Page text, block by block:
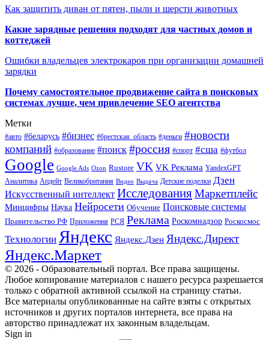
Как защитить диван от пятен, пыли и шерсти животных
Какие зарядные решения подходят для частных домов и
коттеджей
Ошибки владельцев электрокаров при организации домашней
зарядки
Почему самостоятельное продвижение сайта в поисковых
системах лучше, чем привлечение SEO агентства
Метки
#авто #беларусь #бизнес #брестская_область #деньги #новости
компаний #образование #поиск #россия #спорт #сша #футбол
Google Google Ads Ozon Rustore VK VK Реклама YandexGPT
Аналитика Апдейт Великобритания Видео Выдача Детские поделки Дзен
Искусственный интеллект ИсследованияМаркетплейс
Минцифры Наука Нейросети Обучение Поисковые системы
Правительство РФ Приложения РСЯ Реклама Роскомнадзор Роскосмос
Технологии Яндекс Яндекс.Дзен Яндекс.Директ
Яндекс.Маркет
© 2026 - Образовательный портал. Все права защищены.
Любое копирование материалов с нашего ресурса разрешается
только с обратной активной ссылкой на страницу статьи.
Все материалы опубликованные на сайте взяты с открытых
источников и других порталов интернета, все права на
авторство принадлежат их законным владельцам.
Sign in